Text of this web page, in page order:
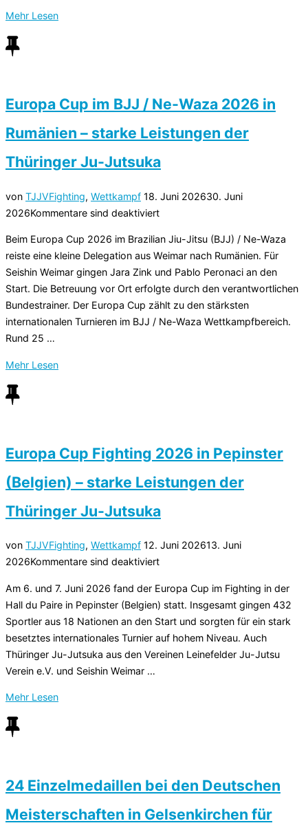
Mehr über
nächsten
Trainer-
in
Lesen
Europa Cup im BJJ / Ne-Waza 2026 in
Rumänien – starke Leistungen der
Thüringer Ju-Jutsuka
von TJJVFighting, WettkampfVeröffentlicht
am
18. Juni 202630. Juni
2026Kommentare sind deaktiviert
Beim Europa Cup 2026 im Brazilian Jiu-Jitsu (BJJ) / Ne-Waza
reiste eine kleine Delegation aus Weimar nach Rumänien. Für
Seishin Weimar gingen Jara Zink und Pablo Peronaci an den
Start. Die Betreuung vor Ort erfolgte durch den verantwortlichen
Bundestrainer. Der Europa Cup zählt zu den stärksten
internationalen Turnieren im BJJ / Ne-Waza Wettkampfbereich.
Rund 25 …
Mehr über
Ne-
Waza
in
–
starke
der
Thüringer
Ju-
Jutsuka“
Lesen
Europa Cup Fighting 2026 in Pepinster
(Belgien) – starke Leistungen der
Thüringer Ju-Jutsuka
von TJJVFighting, WettkampfVeröffentlicht
am
12. Juni 202613. Juni
2026Kommentare sind deaktiviert
Am 6. und 7. Juni 2026 fand der Europa Cup im Fighting in der
Hall du Paire in Pepinster (Belgien) statt. Insgesamt gingen 432
Sportler aus 18 Nationen an den Start und sorgten für ein stark
besetztes internationales Turnier auf hohem Niveau. Auch
Thüringer Ju-Jutsuka aus den Vereinen Leinefelder Ju-Jutsu
Verein e.V. und Seishin Weimar …
Mehr über
in
Pepinster
(Belgien)
Lesen
24 Einzelmedaillen bei den Deutschen
Meisterschaften in Gelsenkirchen für